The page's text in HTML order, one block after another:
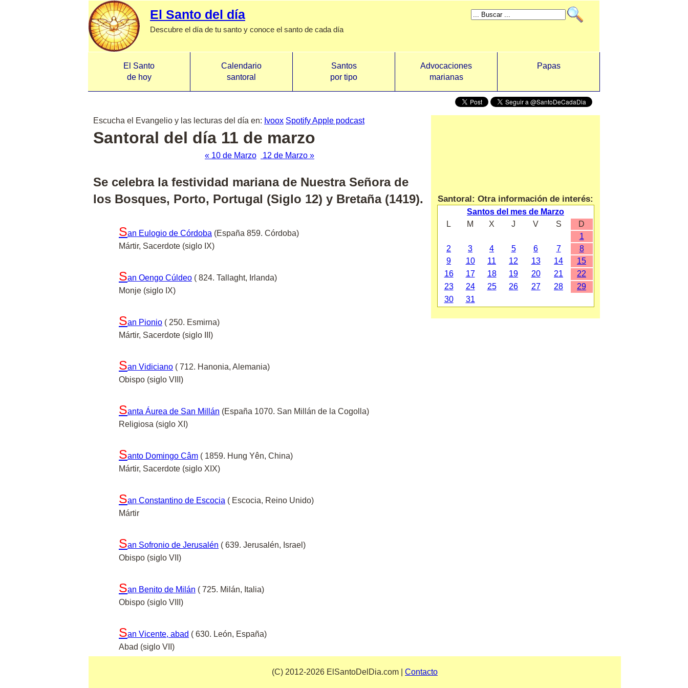
El Santo del día
Descubre el día de tu santo y conoce el santo de cada día
El Santo
de hoy
Calendario
santoral
Santos
por tipo
Advocaciones
marianas
Papas
Escucha el Evangelio y las lecturas del día en: Ivoox SpotifyApple podcast
Santoral del día 11 de marzo
« 10 de Marzo 12 de Marzo »
Se celebra la festividad mariana de Nuestra Señora de
los Bosques, Porto, Portugal (Siglo 12) y Bretaña (1419).
San Eulogio de Córdoba (España 859. Córdoba)
Mártir, Sacerdote (siglo IX)
San Oengo Cúldeo ( 824. Tallaght, Irlanda)
Monje (siglo IX)
San Pionio ( 250. Esmirna)
Mártir, Sacerdote (siglo III)
San Vidiciano ( 712. Hanonia, Alemania)
Obispo (siglo VIII)
Santa Áurea de San Millán (España 1070. San Millán de la Cogolla)
Religiosa (siglo XI)
Santo Domingo Câm ( 1859. Hung Yên, China)
Mártir, Sacerdote (siglo XIX)
San Constantino de Escocia ( Escocia, Reino Unido)
Mártir
San Sofronio de Jerusalén ( 639. Jerusalén, Israel)
Obispo (siglo VII)
San Benito de Milán ( 725. Milán, Italia)
Obispo (siglo VIII)
San Vicente, abad ( 630. León, España)
Abad (siglo VII)
Santoral: Otra información de interés:
Santos del mes de Marzo
L
M X J V S
D
1
2
3 4 5 6 7
8
9
10 11 12 13 14
15
16
17 18 19 20 21
22
23
24 25 26 27 28
29
30
31
(C) 2012-2026 ElSantoDelDia.com | Contacto